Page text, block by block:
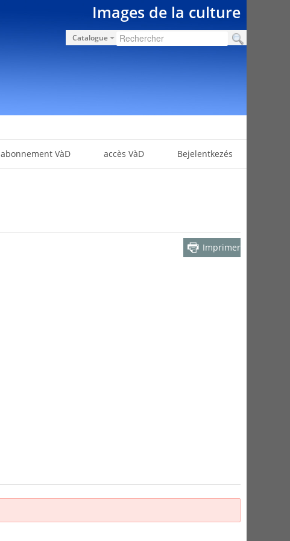
Images de la culture
Catalogue
abonnement VàD accès VàD Bejelentkezés
Imprimer